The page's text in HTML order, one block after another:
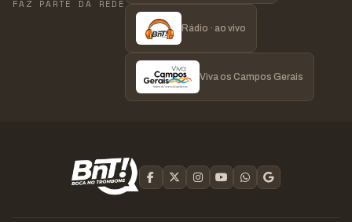
FAZ PARTE DA REDE
Rádio · ao vivo
Viva os Campos Gerais